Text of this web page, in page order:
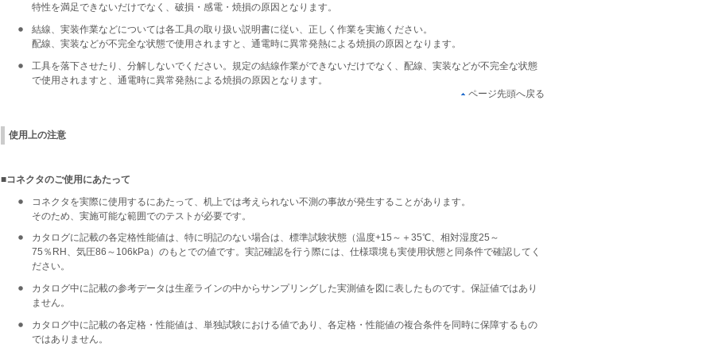
特性を満足できないだけでなく、破損・感電・焼損の原因となります。
結線、実装作業などについては各工具の取り扱い説明書に従い、正しく作業を実施ください。
配線、実装などが不完全な状態で使用されますと、通電時に異常発熱による焼損の原因となります。
工具を落下させたり、分解しないでください。規定の結線作業ができないだけでなく、配線、実装などが不完全な状態
で使用されますと、通電時に異常発熱による焼損の原因となります。
ページ先頭へ戻る
使用上の注意
■コネクタのご使用にあたって
コネクタを実際に使用するにあたって、机上では考えられない不測の事故が発生することがあります。
そのため、実施可能な範囲でのテストが必要です。
カタログに記載の各定格性能値は、特に明記のない場合は、標準試験状態（温度+15～＋35℃、相対湿度25～
75％RH、気圧86～106kPa）のもとでの値です。実記確認を行う際には、仕様環境も実使用状態と同条件で確認してく
ださい。
カタログ中に記載の参考データは生産ラインの中からサンプリングした実測値を図に表したものです。保証値ではあり
ません。
カタログ中に記載の各定格・性能値は、単独試験における値であり、各定格・性能値の複合条件を同時に保障するもの
ではありません。